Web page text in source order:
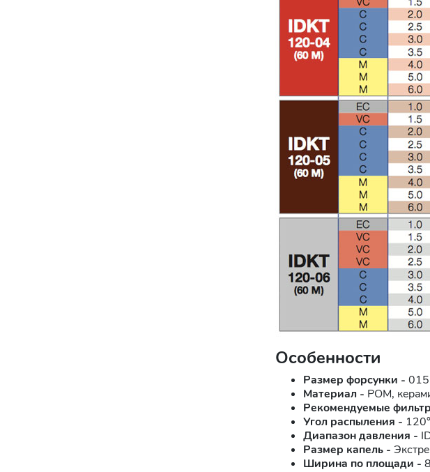
Особенности
Размер форсунки -
Материал - POM,
Рекомендуемые
Угол распыления - 120°
Диапазон давления -
Размер капель -
Ширина по площади -